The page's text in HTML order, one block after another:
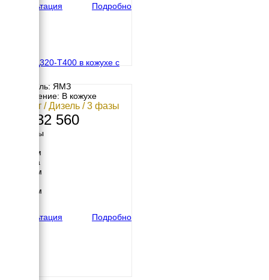
Консультация
Подробно
ЯМЗ АД320-Т400 в кожухе с
Двигатель: ЯМЗ
Исполнение: В кожухе
320 кВт / Дизель / 3 фазы
13 132 560
Размеры
3115 мм
Ширина
1230 мм
1366 мм
Консультация
Подробно